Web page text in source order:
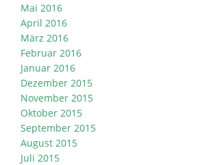
Mai 2016
April 2016
März 2016
Februar 2016
Januar 2016
Dezember 2015
November 2015
Oktober 2015
September 2015
August 2015
Juli 2015